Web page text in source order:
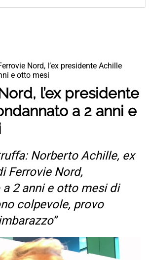
Nord, l’ex presidente Achille
e otto mesi
l’ex presidente
a 2 anni e
Norberto Achille, ex
Ferrovie Nord,
2 anni e otto mesi di
colpevole, provo